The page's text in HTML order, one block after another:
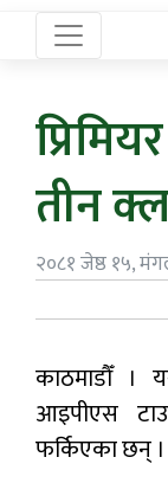
तीन
२०८१ जेष्ठ १५,
काठमाडौँ ।
आइपीएस
फर्किएका छन् ।